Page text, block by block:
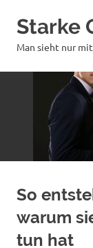
Inhalt
springen
Starke
Man sieht nur
So
warum
tun hat